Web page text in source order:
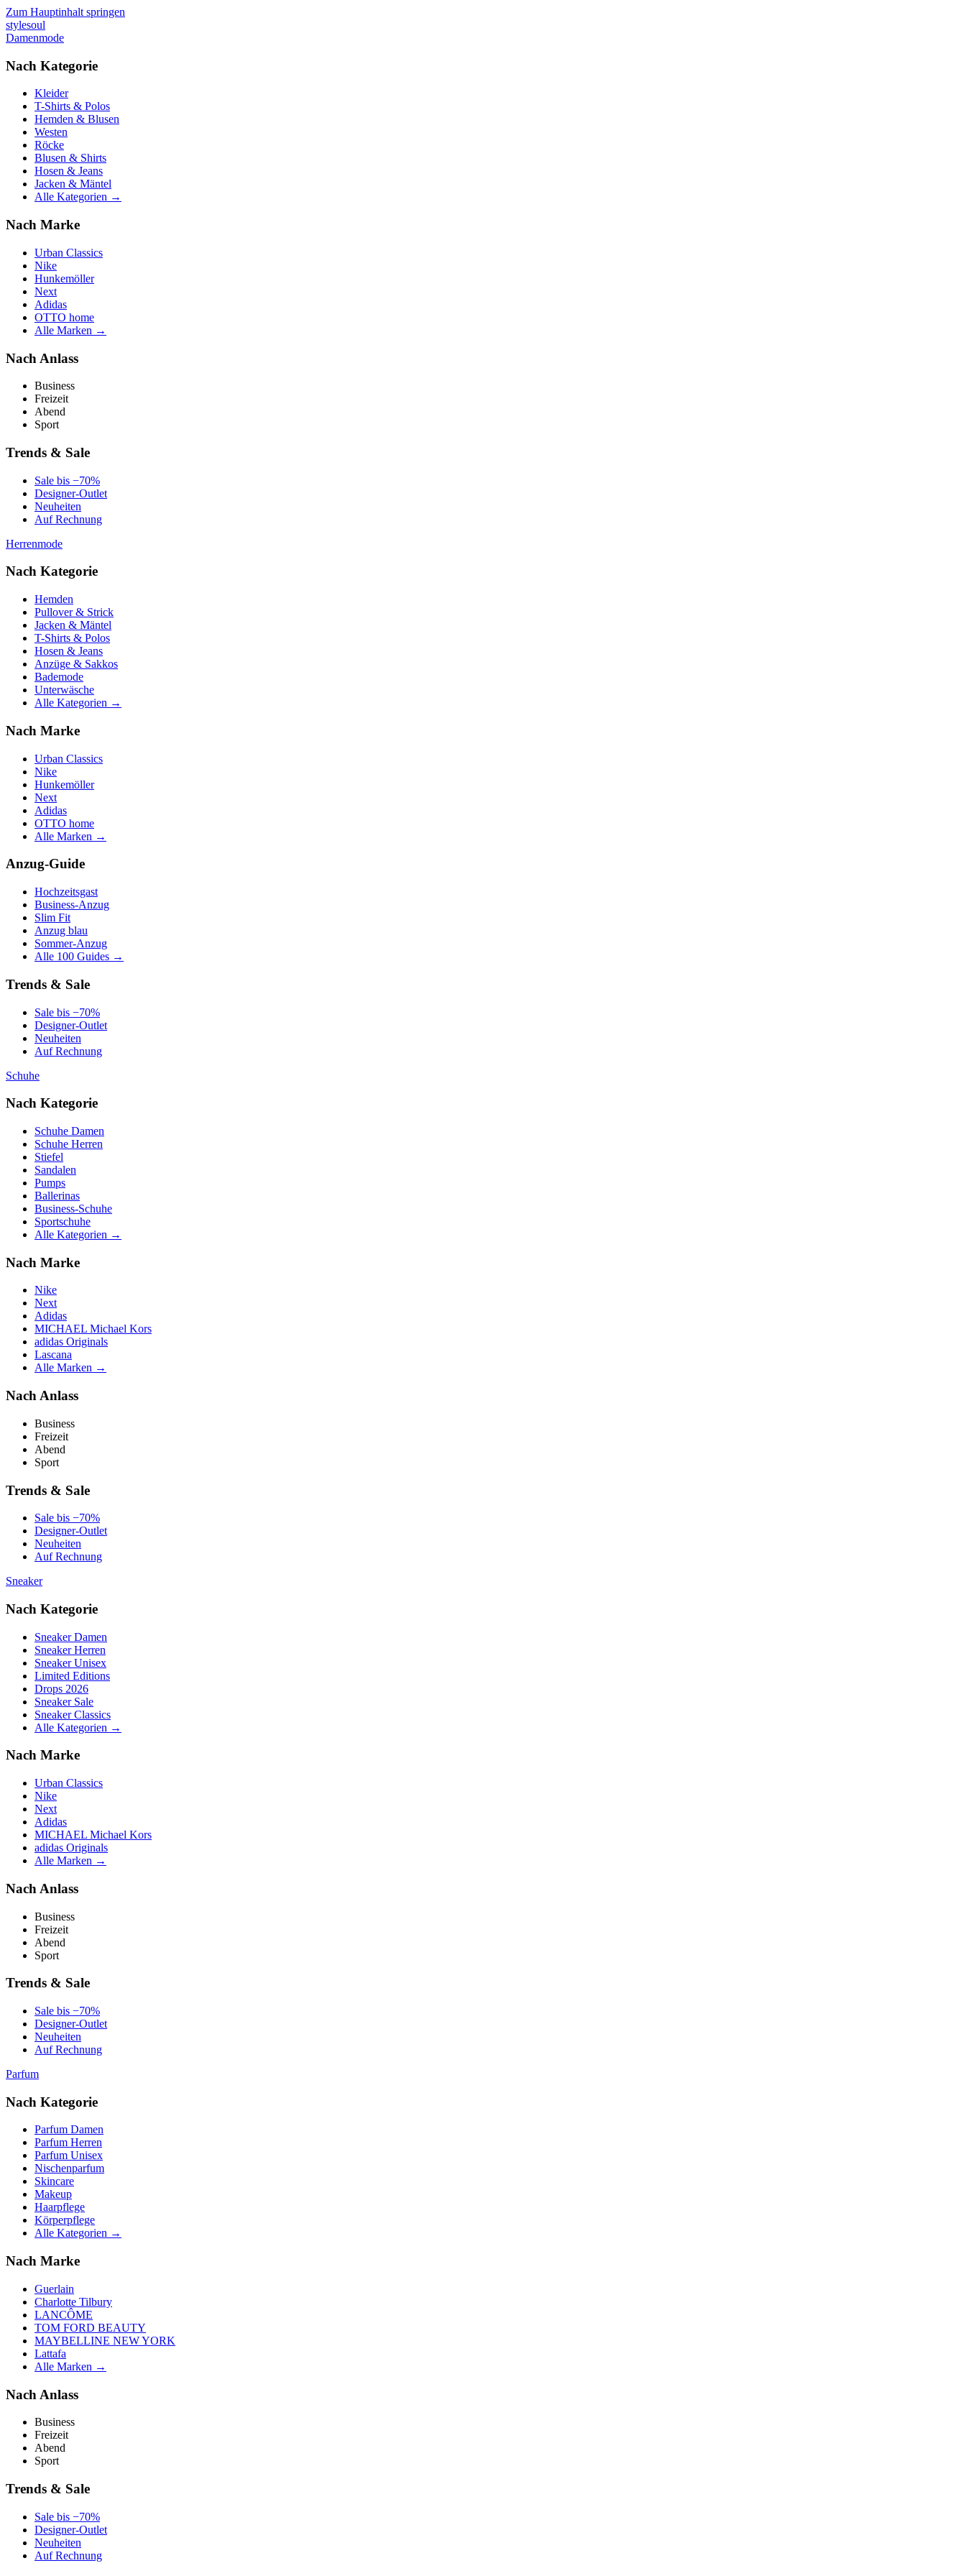
Zum Hauptinhalt springen
stylesoul
Damenmode
Nach Kategorie
Kleider
T-Shirts & Polos
Hemden & Blusen
Westen
Röcke
Blusen & Shirts
Hosen & Jeans
Jacken & Mäntel
Alle Kategorien →
Nach Marke
Urban Classics
Nike
Hunkemöller
Next
Adidas
OTTO home
Alle Marken →
Nach Anlass
Business
Freizeit
Abend
Sport
Trends & Sale
Sale bis −70%
Designer-Outlet
Neuheiten
Auf Rechnung
Herrenmode
Nach Kategorie
Hemden
Pullover & Strick
Jacken & Mäntel
T-Shirts & Polos
Hosen & Jeans
Anzüge & Sakkos
Bademode
Unterwäsche
Alle Kategorien →
Nach Marke
Urban Classics
Nike
Hunkemöller
Next
Adidas
OTTO home
Alle Marken →
Anzug-Guide
Hochzeitsgast
Business-Anzug
Slim Fit
Anzug blau
Sommer-Anzug
Alle 100 Guides →
Trends & Sale
Sale bis −70%
Designer-Outlet
Neuheiten
Auf Rechnung
Schuhe
Nach Kategorie
Schuhe Damen
Schuhe Herren
Stiefel
Sandalen
Pumps
Ballerinas
Business-Schuhe
Sportschuhe
Alle Kategorien →
Nach Marke
Nike
Next
Adidas
MICHAEL Michael Kors
adidas Originals
Lascana
Alle Marken →
Nach Anlass
Business
Freizeit
Abend
Sport
Trends & Sale
Sale bis −70%
Designer-Outlet
Neuheiten
Auf Rechnung
Sneaker
Nach Kategorie
Sneaker Damen
Sneaker Herren
Sneaker Unisex
Limited Editions
Drops 2026
Sneaker Sale
Sneaker Classics
Alle Kategorien →
Nach Marke
Urban Classics
Nike
Next
Adidas
MICHAEL Michael Kors
adidas Originals
Alle Marken →
Nach Anlass
Business
Freizeit
Abend
Sport
Trends & Sale
Sale bis −70%
Designer-Outlet
Neuheiten
Auf Rechnung
Parfum
Nach Kategorie
Parfum Damen
Parfum Herren
Parfum Unisex
Nischenparfum
Skincare
Makeup
Haarpflege
Körperpflege
Alle Kategorien →
Nach Marke
Guerlain
Charlotte Tilbury
LANCÔME
TOM FORD BEAUTY
MAYBELLINE NEW YORK
Lattafa
Alle Marken →
Nach Anlass
Business
Freizeit
Abend
Sport
Trends & Sale
Sale bis −70%
Designer-Outlet
Neuheiten
Auf Rechnung